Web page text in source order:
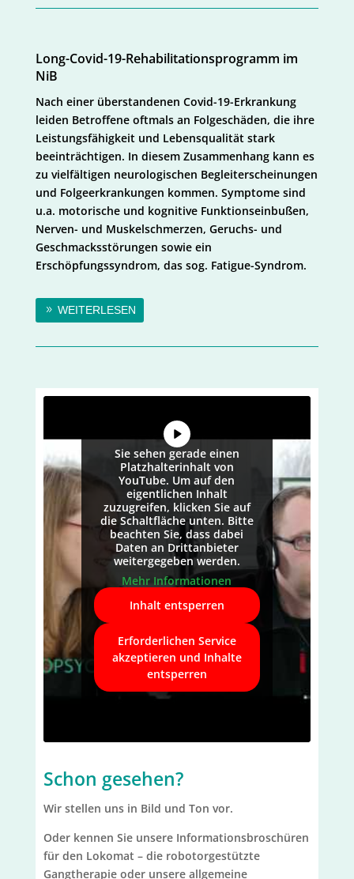
Long-Covid-19-Rehabilitationsprogramm im
NiB
Nach einer überstandenen Covid-19-Erkrankung
leiden Betroffene oftmals an Folgeschäden, die ihre
Leistungsfähigkeit und Lebensqualität stark
beeinträchtigen. In diesem Zusammenhang kann es
zu vielfältigen neurologischen Begleiterscheinungen
und Folgeerkrankungen kommen. Symptome sind
u.a. motorische und kognitive Funktionseinbußen,
Nerven- und Muskelschmerzen, Geruchs- und
Geschmacksstörungen sowie ein
Erschöpfungssyndrom, das sog. Fatigue-Syndrom.
WEITERLESEN
Sie sehen gerade einen
Platzhalterinhalt von
YouTube. Um auf den
eigentlichen Inhalt
zuzugreifen, klicken Sie auf
die Schaltfläche unten. Bitte
beachten Sie, dass dabei
Daten an Drittanbieter
weitergegeben werden.
Mehr Informationen
Inhalt entsperren
Erforderlichen Service
akzeptieren und Inhalte
entsperren
Schon gesehen?
Wir stellen uns in Bild und Ton vor.
Oder kennen Sie unsere Informationsbroschüren
für den Lokomat – die robotorgestützte
Gangtherapie oder unsereallgemeine